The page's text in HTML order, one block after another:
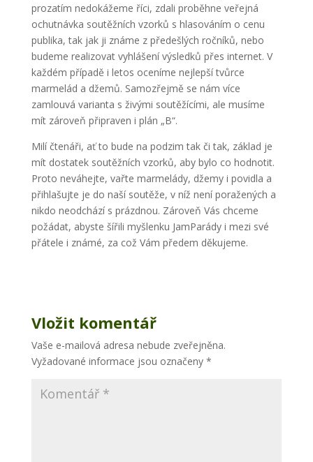
prozatím nedokážeme říci, zdali proběhne veřejná
ochutnávka soutěžních vzorků s hlasováním o cenu
publika, tak jak ji známe z předešlých ročníků, nebo
budeme realizovat vyhlášení výsledků přes internet. V
každém případě i letos oceníme nejlepší tvůrce
marmelád a džemů. Samozřejmě se nám více
zamlouvá varianta s živými soutěžícími, ale musíme
mít zároveň připraven i plán „B“.
Milí čtenáři, ať to bude na podzim tak či tak, základ je
mít dostatek soutěžních vzorků, aby bylo co hodnotit.
Proto neváhejte, vařte marmelády, džemy i povidla a
přihlašujte je do naší soutěže, v níž není poražených a
nikdo neodchází s prázdnou. Zároveň Vás chceme
požádat, abyste šířili myšlenku JamParády i mezi své
přátele i známé, za což Vám předem děkujeme.
Vložit komentář
Vaše e-mailová adresa nebude zveřejněna.
Vyžadované informace jsou označeny *